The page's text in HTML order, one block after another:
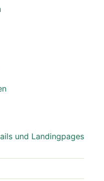
und Landingpages